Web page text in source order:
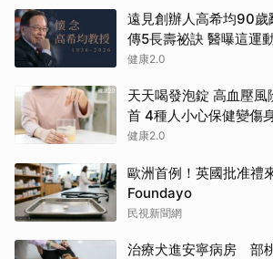
遠見創辦人高希均90歲
傳5長壽祕訣 醫曝這運
健康2.0
天天喝發泡錠 高血壓
首 4種人小心保健變傷
健康2.0
歐洲首例！英國批准禮
Foundayo
民視新聞網
治療犬進安寧病房 部